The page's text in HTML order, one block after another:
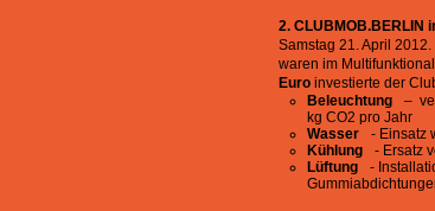
2. CLUBMOB.BERLIN
Samstag 21. April
waren im
Euro investierte der
Beleuchtung –
kg CO2 pro Jahr
Wasser - Einsatz
Kühlung - Ersatz
Lüftung -